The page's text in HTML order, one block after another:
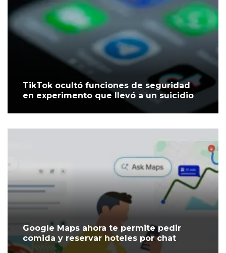
TikTok ocultó funciones de seguridad
en experimento que llevó a un suicidio
Google Maps ahora te permite pedir
comida y reservar hoteles por chat